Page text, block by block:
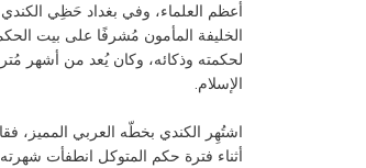
أعظم العلماء، وفي بغداد حَظِي الكندي
الخليفة المأمون مُشرفًا على بيت
لحكمته وذكائه، وكان يُعد من أشهر
الإسلام.
اشتُهِر الكندي بخطّه العربي المميز،
أثناء فترة حكم المتوكل انطفأت